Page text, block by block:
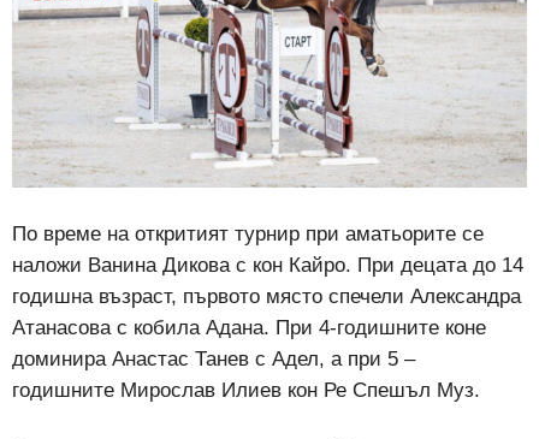
По време на откритият турнир при аматьорите се
наложи Ванина Дикова с кон Кайро. При децата до 14
годишна възраст, първото място спечели Александра
Атанасова с кобила Адана. При 4-годишните коне
доминира Анастас Танев с Адел, а при 5 –
годишните Мирослав Илиев кон Ре Спешъл Муз.